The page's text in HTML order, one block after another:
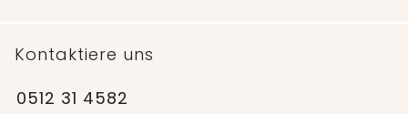
Kontaktiere uns
0512 31 4582